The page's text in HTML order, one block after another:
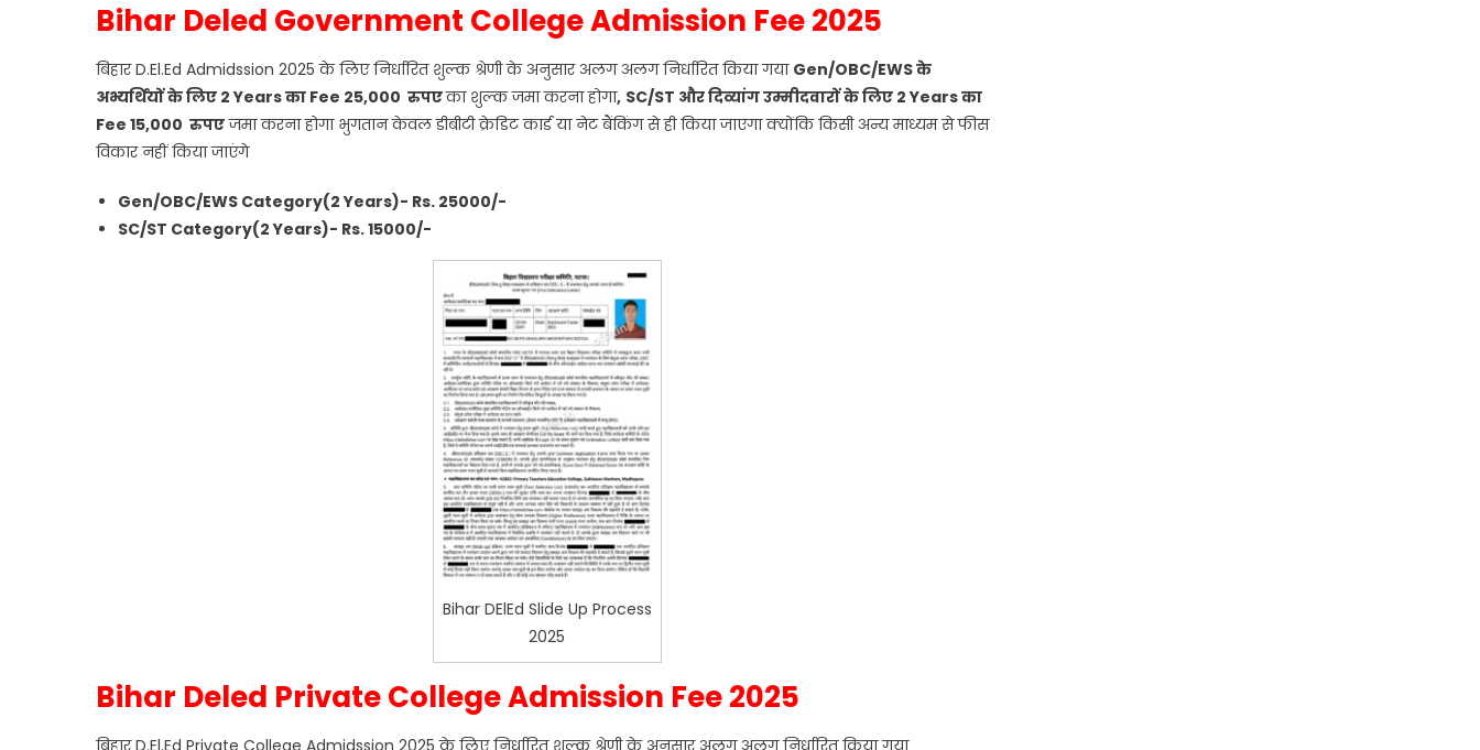
Bihar Deled Government College Admission Fee 2025
बिहार D.El.Ed Admidssion 2025 के लिए निर्धारित शुल्क श्रेणी के अनुसार अलग अलग निर्धारित किया गया Gen/OBC/EWS के
अभ्यर्थियों के लिए 2 Years का Fee 25,000 रुपएका शुल्क जमा करना होगा, SC/ST और दिव्यांग उम्मीदवारों के लिए 2 Years का
Fee 15,000 रुपएजमा करना होगा भुगतान केवल डीबीटी क्रेडिट कार्ड या नेट बैंकिंग से ही किया जाएगा क्योंकि किसी अन्य माध्यम से फीस
विकार नहीं किया जाएंगे
Gen/OBC/EWS Category(2 Years)- Rs. 25000/-
SC/ST Category(2 Years)- Rs. 15000/-
Bihar DElEd Slide Up Process
2025
Bihar Deled Private College Admission Fee 2025